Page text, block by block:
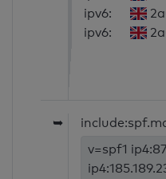
ipv6:
ipv6:
➥
v=spf1